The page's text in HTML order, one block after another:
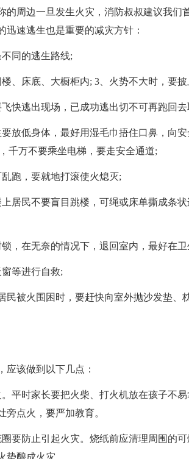
的周边一旦发生火灾，消防叔叔建议我们
迅速逃生也是重要的减灾方针：
同的逃生路线;
、床底、大橱柜内; 3、火势不大时，要
快逃出现场，已成功逃出切不可再跑回去
放低身体，最好用湿毛巾捂住口鼻，向
千万不要乘坐电梯，要走安全通道;
跑，要就地打滚使火熄灭;
居民不要盲目跳楼，可绳或床单撕成条
，在无奈的情况下，退回室内，最好在
等进行自救;
民被火围困时，要赶快向室外抛沙发垫、
应该做到以下几点：
平时家长要把火柴、打火机放在孩子不
旁点火，要严加教育。
要防止引起火灾。烧纸前应清理周围的
势酿成火灾。